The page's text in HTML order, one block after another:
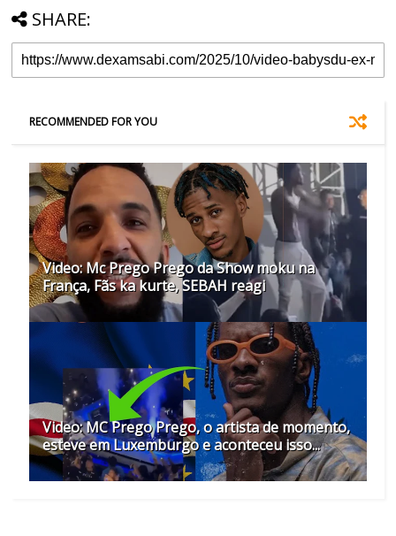
SHARE:
RECOMMENDED FOR YOU
Video: Mc Prego Prego da Show moku na
França, Fãs ka kurte, SEBAH reagi
Video: MC Prego Prego, o artista de momento,
esteve em Luxemburgo e aconteceu isso...